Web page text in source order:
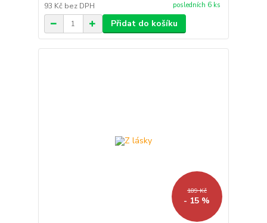
93 Kč bez DPH posledních 6 ks
Přidat do košíku
189 Kč
- 15 %